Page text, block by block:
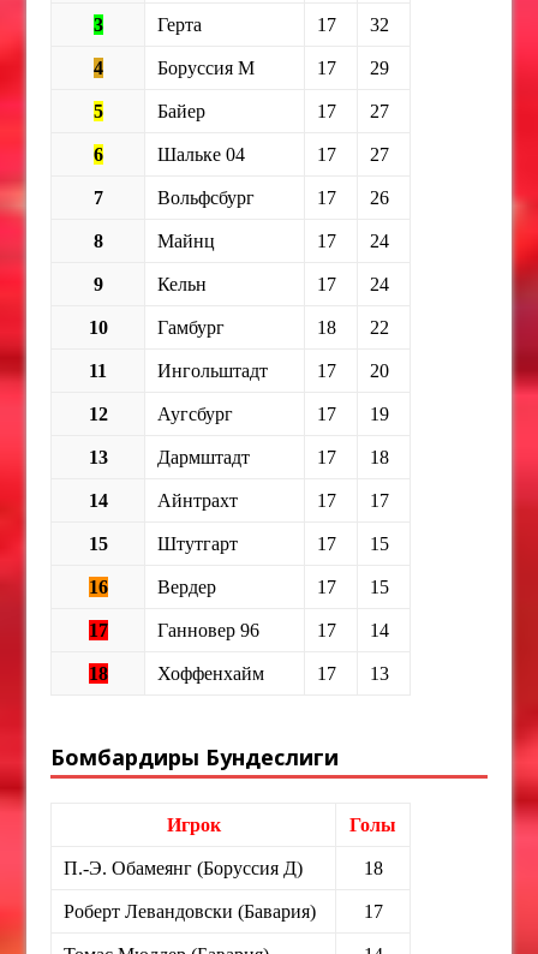
3 Герта 17 32
4 Боруссия М 17 29
5 Байер 17 27
6 Шальке 04 17 27
7 Вольфсбург 17 26
8 Майнц 17 24
9 Кельн 17 24
10 Гамбург 18 22
11 Ингольштадт 17 20
12 Аугсбург 17 19
13 Дармштадт 17 18
14 Айнтрахт 17 17
15 Штутгарт 17 15
16 Вердер 17 15
17 Ганновер 96 17 14
18 Хоффенхайм 17 13
Бомбардиры Бундеслиги
Игрок Голы
П.-Э. Обамеянг (Боруссия Д) 18
Роберт Левандовски (Бавария) 17